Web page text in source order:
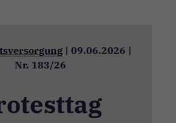
| 09.06.2026 |
Nr. 183/26